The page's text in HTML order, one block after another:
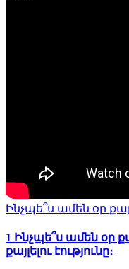
Ինչպե՞ս ամեն օր
1 Ինչպե՞ս ամեն օր
քայլելու էությունը։